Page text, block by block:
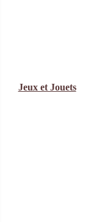
Jeux et Jouets